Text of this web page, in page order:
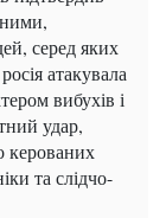
серед яких
атакувала
вибухів і
удар,
керованих
та слідчо-